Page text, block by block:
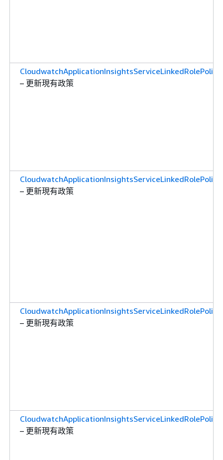
CloudwatchApplicationInsightsServiceLinkedRolePolicy
– 更新現有政策
CloudwatchApplicationInsightsServiceLinkedRolePolicy
– 更新現有政策
CloudwatchApplicationInsightsServiceLinkedRolePolicy
– 更新現有政策
CloudwatchApplicationInsightsServiceLinkedRolePolicy
– 更新現有政策